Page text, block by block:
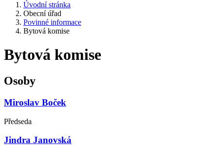
Úvodní stránka
Obecní úřad
Povinné informace
Bytová komise
Bytová komise
Osoby
Miroslav Boček
Předseda
Jindra Janovská